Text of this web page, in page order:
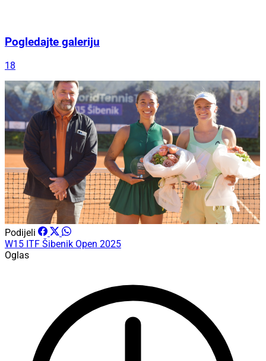
Pogledajte galeriju
18
Podijeli
W15 ITF Šibenik Open 2025
Oglas